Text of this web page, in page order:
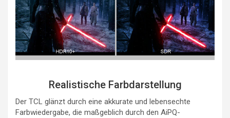
Realistische Farbdarstellung
Der TCL glänzt durch eine akkurate und lebensechte
Farbwiedergabe, die maßgeblich durch den AiPQ-